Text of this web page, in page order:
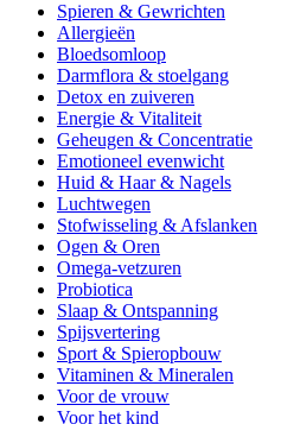
Spieren & Gewrichten
Allergieën
Bloedsomloop
Darmflora & stoelgang
Detox en zuiveren
Energie & Vitaliteit
Geheugen & Concentratie
Emotioneel evenwicht
Huid & Haar & Nagels
Luchtwegen
Stofwisseling & Afslanken
Ogen & Oren
Omega-vetzuren
Probiotica
Slaap & Ontspanning
Spijsvertering
Sport & Spieropbouw
Vitaminen & Mineralen
Voor de vrouw
Voor het kind